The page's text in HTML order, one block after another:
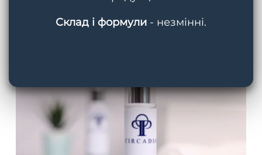
Склад і формули - незмінні.